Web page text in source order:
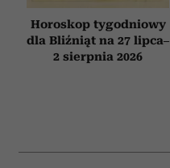
Horoskop tygodniowy
dla Bliźniąt na 27 lipca–
2 sierpnia 2026